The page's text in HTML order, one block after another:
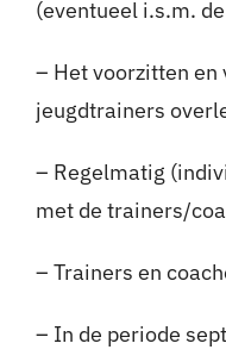
(eventueel i.s.m.
– Het voorzitten en
jeugdtrainers
– Regelmatig
met de trainers/
– Trainers en
– In de periode